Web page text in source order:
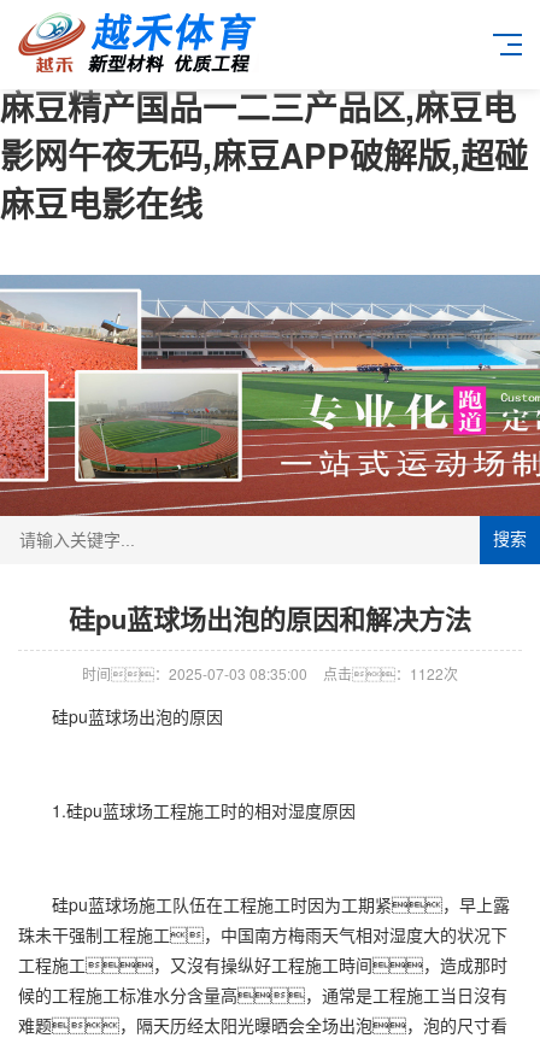
麻豆精产国品一二三产品区,麻豆电
影网午夜无码,麻豆APP破解版,超碰
麻豆电影在线
搜索
硅pu蓝球场出泡的原因和解决方法
时间：2025-07-03 08:35:00 点击：1122次
硅pu蓝球场出泡的原因
1.硅pu蓝球场工程施工时的相对湿度原因
硅pu蓝球场施工队伍在工程施工时因为工期紧，早上露
珠未干强制工程施工，中国南方梅雨天气相对湿度大的状况下
工程施工，又沒有操纵好工程施工時间，造成那时
候的工程施工标准水分含量高，通常是工程施工当日沒有
难题，隔天历经太阳光曝晒会全场出泡，泡的尺寸看